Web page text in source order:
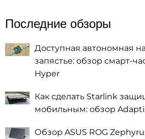
Последние обзоры
Доступная автономная
запястье: обзор смарт-
Hyper
Как сделать Starlink
мобильным: обзор
Обзор ASUS ROG